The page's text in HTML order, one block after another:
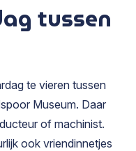
tussen
te vieren tussen
Museum. Daar
of machinist.
ook vriendinnetjes